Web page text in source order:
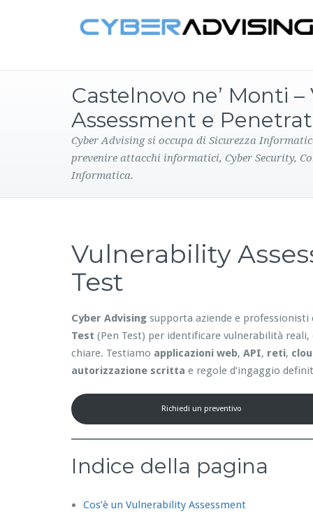
Castelnovo ne’ Monti
Assessment e
Cyber Advising si occupa di Sicurezza
prevenire attacchi informatici, Cyber Security,
Informatica.
Vulnerability
Test
Cyber Advising supporta aziende e
Test (Pen Test) per identificare vulnerabilità
chiare. Testiamo applicazioni web, API, reti,
autorizzazione scritta e regole d’ingaggio
Richiedi un preventivo
Indice della pagina
Cos’è un Vulnerability Assessment